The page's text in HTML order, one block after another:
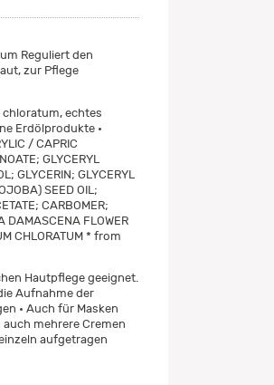
Reguliert den
zur Pflege
echtes
Erdölprodukte •
/ CAPRIC
GLYCERYL
GLYCERIN; GLYCERYL
SEED OIL;
CARBOMER;
DAMASCENA FLOWER
CHLORATUM * from
Hautpflege geeignet.
Aufnahme der
• Auch für Masken
mehrere Cremen
aufgetragen